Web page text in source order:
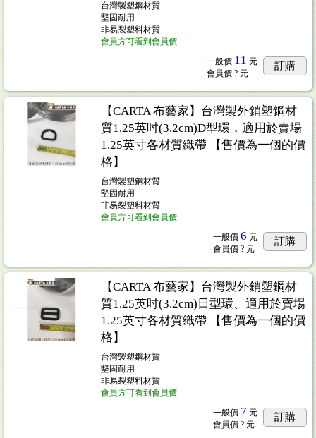
台灣製塑鋼材質
堅固耐用
非易裂塑料材質
會員方可看到會員價
一般價 11 元
會員價 ? 元
訂購
【CARTA 布藝家】台灣製外銷塑鋼材
質1.25英吋(3.2cm)D型環，適用於賣場
1.25英寸各材質織帶 【售價為一個的價
格】
台灣製塑鋼材質
堅固耐用
非易裂塑料材質
會員方可看到會員價
一般價 6 元
會員價 ? 元
訂購
【CARTA 布藝家】台灣製外銷塑鋼材
質1.25英吋(3.2cm)日型環、適用於賣場
1.25英寸各材質織帶 【售價為一個的價
格】
台灣製塑鋼材質
堅固耐用
非易裂塑料材質
會員方可看到會員價
一般價 7 元
會員價 ? 元
訂購